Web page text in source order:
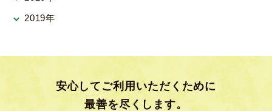
2019年
安心してご利用いただくために
最善を尽くします。